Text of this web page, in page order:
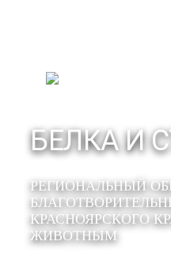
БЕЛКА И
РЕГИОНАЛЬНЫЙ
КРАСНОЯРСКОГО
ЖИВОТНЫМ